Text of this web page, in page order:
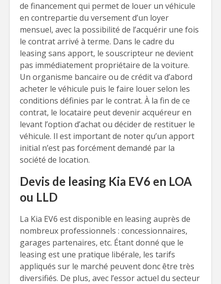
de financement qui permet de louer un véhicule
en contrepartie du versement d’un loyer
mensuel, avec la possibilité de l’acquérir une fois
le contrat arrivé à terme. Dans le cadre du
leasing sans apport, le souscripteur ne devient
pas immédiatement propriétaire de la voiture.
Un organisme bancaire ou de crédit va d’abord
acheter le véhicule puis le faire louer selon les
conditions définies par le contrat. À la fin de ce
contrat, le locataire peut devenir acquéreur en
levant l’option d’achat ou décider de restituer le
véhicule. Il est important de noter qu’un apport
initial n’est pas forcément demandé par la
société de location.
Devis de leasing Kia EV6 en LOA
ou LLD
La Kia EV6 est disponible en leasing auprès de
nombreux professionnels : concessionnaires,
garages partenaires, etc. Étant donné que le
leasing est une pratique libérale, les tarifs
appliqués sur le marché peuvent donc être très
diversifiés. De plus, avec l’essor actuel du secteur